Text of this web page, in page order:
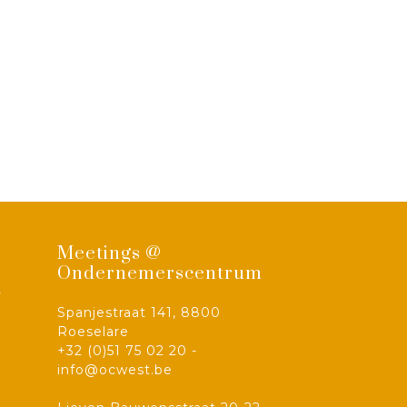
Meetings @
Ondernemerscentrum
Spanjestraat 141, 8800
Roeselare
+32 (0)51 75 02 20 -
info@ocwest.be